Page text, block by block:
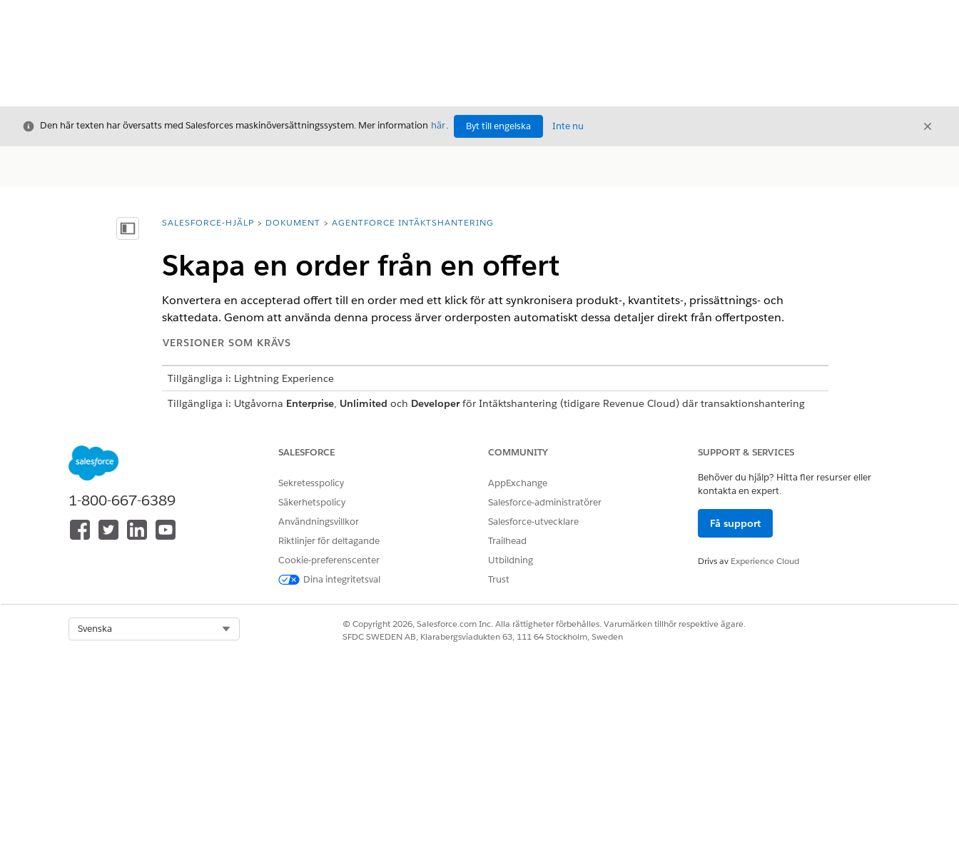
Stäng
Den här texten har översatts med Salesforces maskinöversättningssystem. Mer information här. Byt till engelska Inte nu Stäng
Visa innehållsförteckning
Du är här:
SALESFORCE-HJÄLP DOKUMENT AGENTFORCE INTÄKTSHANTERING
Skapa en order från en offert
Konvertera en accepterad offert till en order med ett klick för att synkronisera produkt-, kvantitets-, prissättnings- och
skattedata. Genom att använda denna process ärver orderposten automatiskt dessa detaljer direkt från offertposten.
VERSIONER SOM KRÄVS
Tillgängliga i: Lightning Experience
Tillgängliga i: Utgåvorna Enterprise, Unlimited och Developerför Intäktshantering (tidigare Revenue Cloud)där transaktionshantering
ANVÄNDARBEHÖRIGHETER SOM KRÄVS FÖR ATT
Orderposten kopierar information om produkt, kvantitet, prissättning och skatter direkt från offertposten. Om du gör några
skattepåverkande ändringar av orderposten räknar Salesforce om skatten för ordern.
Intäktshanteringhar inte stöd för att skapa ordrar från framtida kontrakt. Systemet anger som standard Startdatum för
order till aktuellt datum. Om kontraktet har ett framtida startdatum orsakar detta datumfel ett fel när ordern skapas.
Öppna offertposten.
Klicka påSkapa order
Bevaka dina notiser för att bekräfta status för orderskapandet.
1-800-667-6389
SALESFORCE
Sekretesspolicy
Säkerhetspolicy
Användningsvillkor
Riktlinjer för deltagande
Cookie-preferenscenter
Dina integritetsval
COMMUNITY
AppExchange
Salesforce-administratörer
Salesforce-utvecklare
Trailhead
Utbildning
Trust
SUPPORT & SERVICES
Behöver du hjälp? Hitta fler resurser eller
kontakta en expert.
Få support
Drivs av Experience Cloud
Svenska
© Copyright 2026, Salesforce.com Inc. Alla rättigheter förbehålles. Varumärken tillhör respektive ägare.
SFDC SWEDEN AB, Klarabergsviadukten 63, 111 64 Stockholm, Sweden